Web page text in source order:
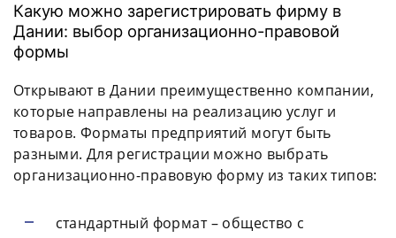
Какую можно зарегистрировать фирму в
Дании: выбор организационно-правовой
формы
Открывают в Дании преимущественно компании,
которые направлены на реализацию услуг и
товаров. Форматы предприятий могут быть
разными. Для регистрации можно выбрать
организационно-правовую форму из таких типов:
стандартный формат – общество с